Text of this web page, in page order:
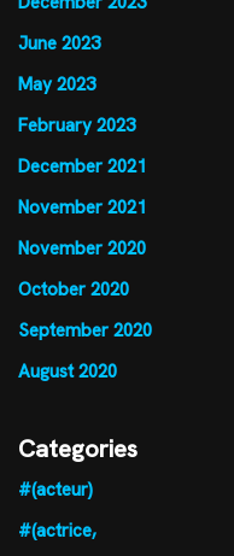
June 2023
May 2023
February 2023
December 2021
November 2021
November 2020
October 2020
September 2020
August 2020
Categories
#(acteur)
#(actrice,